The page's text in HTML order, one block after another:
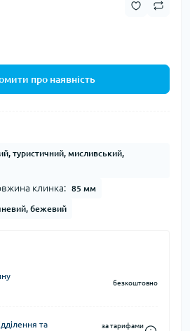
про наявність
туристичний, мисливський,
клинка: 85 мм
бежевий
безкоштовно
та
за тарифами